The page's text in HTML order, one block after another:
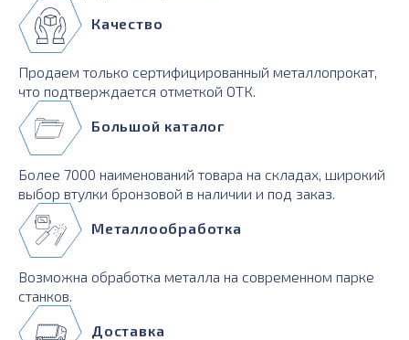
Качество
Продаем только сертифицированный металлопрокат,
что подтверждается отметкой ОТК.
Большой каталог
Более 7000 наименований товара на складах, широкий
выбор втулки бронзовой в наличии и под заказ.
Металлообработка
Возможна обработка металла на современном парке
станков.
Доставка